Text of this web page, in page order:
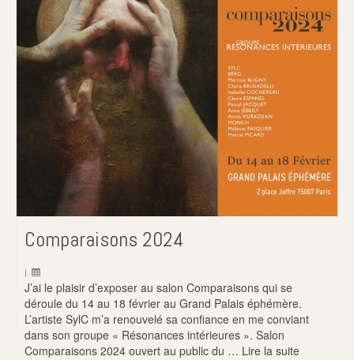
Comparaisons 2024
|
J’ai le plaisir d’exposer au salon Comparaisons qui se
déroule du 14 au 18 février au Grand Palais éphémère.
L’artiste SylC m’a renouvelé sa confiance en me conviant
dans son groupe « Résonances intérieures ». Salon
Comparaisons 2024 ouvert au public du … Lire la suite